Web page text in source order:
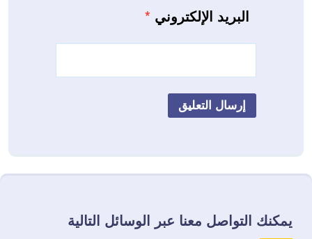
البريد الإلكتروني *
يمكنك التواصل معنا عبر الوسائل التالية